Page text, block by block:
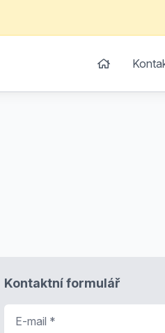
Kontaktní formulář